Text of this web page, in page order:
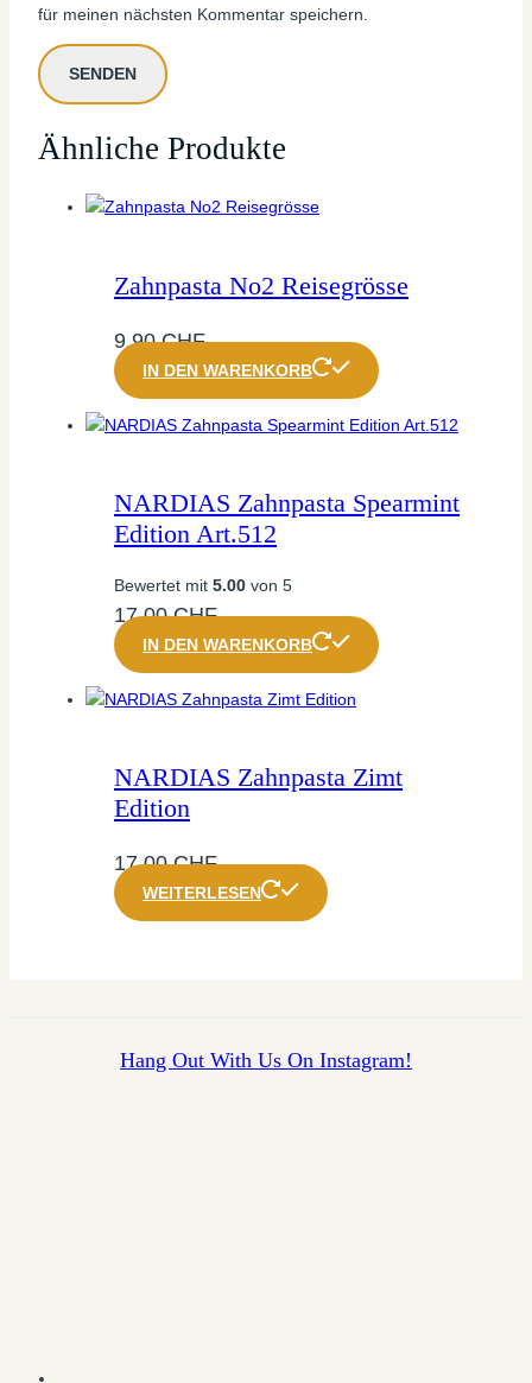
für meinen nächsten Kommentar speichern.
Ähnliche Produkte
Zahnpasta No2 Reisegrösse
9,90CHF
IN DEN WARENKORB
NARDIAS Zahnpasta Spearmint
Edition Art.512
Bewertet mit 5.00 von 5
17,00CHF
IN DEN WARENKORB
NARDIAS Zahnpasta Zimt
Edition
17,00CHF
WEITERLESEN
Hang Out With Us On Instagram!